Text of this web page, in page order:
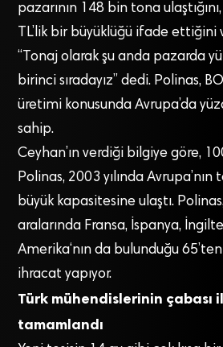
pazarının 148 bin tona
TL’lik bir büyüklüğü ifade ettiğini
“Tonaj olarak şu anda pazarda
birinci sıradayız” dedi. Polinas,
üretimi konusunda Avrupa’da
sahip.
Ceyhan’ın verdiği bilgiye göre,
Polinas, 2003 yılında Avrupa’nın
büyük kapasitesine ulaştı.
aralarında Fransa, İspanya,
Amerika‘nın da bulunduğu
ihracat yapıyor.
Türk mühendislerinin çabası
tamamlandı